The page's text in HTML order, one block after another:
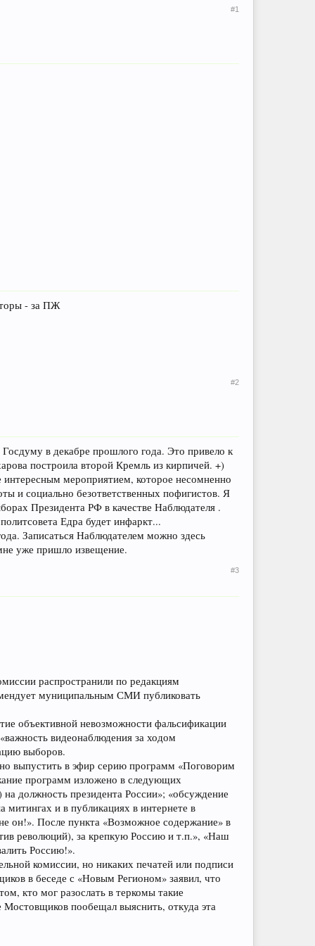
#1
- за ПЖ
#2
в декабре прошлого года. Это привело к
построила второй Кремль из кирпичей. +)
мероприятием, которое несомненно
и социально безответственных пофигистов. Я
Президента РФ в качестве Наблюдателя .
Едра будет инфаркт...
Записаться Наблюдателем можно здесь
уже пришло извещение.
#3
распространили по редакциям
муниципальным СМИ публиковать
объективной невозможности фальсификации
видеонаблюдения за ходом
выборов.
выпустить в эфир серию программ «Поговорим
программ изложено в следующих
должность президента России»; «обсуждение
митингах и в публикациях в интернете в
он!». После пункта «Возможное содержание» в
революций), за крепкую Россию и т.п.», «Наш
Россию!».
комиссии, но никаких печатей или подписи
в беседе с «Новым Регионом» заявил, что
кто мог разослать в теркомы такие
пообещал выяснить, откуда эта